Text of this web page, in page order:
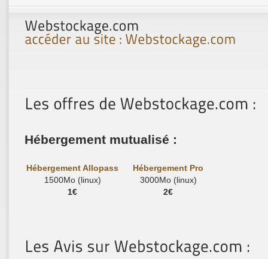
Hébergement mutualisé :
Hébergement Allopass
1500Mo (linux)
1€
Hébergement Pro
3000Mo (linux)
2€